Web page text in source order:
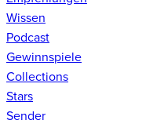
Wissen
Podcast
Gewinnspiele
Collections
Stars
Sender